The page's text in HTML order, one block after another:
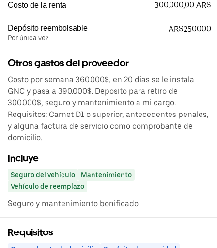
Costo de la renta 300.000,00 ARS
Depósito reembolsable
Por única vez
ARS250000
Otros gastos del proveedor
Costo por semana 360.000$, en 20 dias se le instala
GNC y pasa a 390.000$. Deposito para retiro de
300.000$, seguro y mantenimiento a mi cargo.
Requisitos: Carnet D1 o superior, antecedentes penales,
y alguna factura de servicio como comprobante de
domicilio.
Incluye
Seguro del vehículo
Mantenimiento
Vehículo de reemplazo
Seguro y mantenimiento bonificado
Requisitos